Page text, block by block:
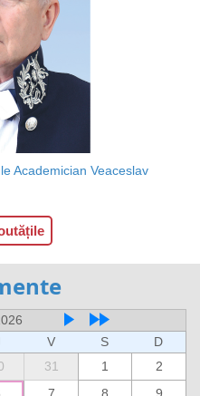
Academician Veaceslav
V S
D
31 1
2